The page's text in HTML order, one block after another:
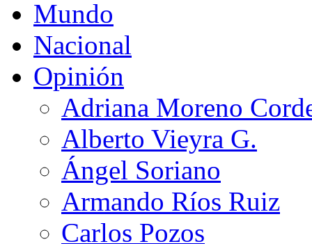
Mundo
Nacional
Opinión
Adriana Moreno
Alberto Vieyra G.
Ángel Soriano
Armando Ríos Ruiz
Carlos Pozos